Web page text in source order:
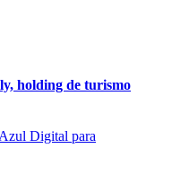
holding de turismo